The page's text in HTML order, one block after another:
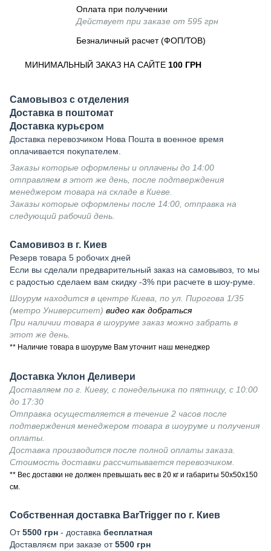
Оплата при получении
Действует при заказе от 595 грн
Безналичный расчет (ФОП/ТОВ)
МИНИМАЛЬНЫЙ ЗАКАЗ НА САЙТЕ 100 ГРН
Самовывоз с отделения
Доставка в поштомат
Доставка курьєром
Доставка перевозчиком Нова Пошта в военное время
оплачивается покупателем.
Заказы которые оформлены и оплачены до 14:00
отправляем в этот же день, после подтверждения
менеджером товара на складе в Киеве.
Заказы которые оформлены после 14:00, отправка на
следующий рабочий день.
Самовивоз в г. Киев
Резерв товара 5 робочих дней
Если вы сделали предварительный заказ на самовывоз, то мы
с радостью сделаем вам скидку -3% при расчете в шоу-руме.
Шоурум находится в центре Киева, по ул. Пирогова 1/35
(метро Университет) видео как добраться
При наличии товара в шоуруме заказ можно забрать в
этот же день.
** Наличие товара в шоуруме Вам уточнит наш менеджер
Доставка Уклон Деливери
Доставляем по г. Киеву, с понедельника по пятницу, с 10:00
до 17:30
Отправка осуществляется в течение 2 часов после
подтверждения менеджером товара в шоуруме и получения
оплаты.
Доставка производится после полной оплаты заказа.
Стоимость доставки рассчитывается перевозчиком.
** Вес доставки не должен превышать вес в 20 кг и габариты 50х50х150
см.
Собственная доставка BarTrigger по г. Киев
От5500 грн - доставка бесплатная
Доставляєм при заказе от5500 грн